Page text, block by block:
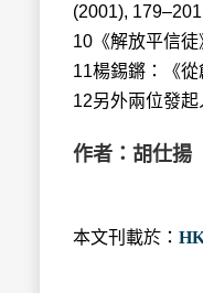
(2001),
10《解放平信徒
11楊錫鏘：《
12另外兩位發
作者：胡仕揚
本文刊載於：